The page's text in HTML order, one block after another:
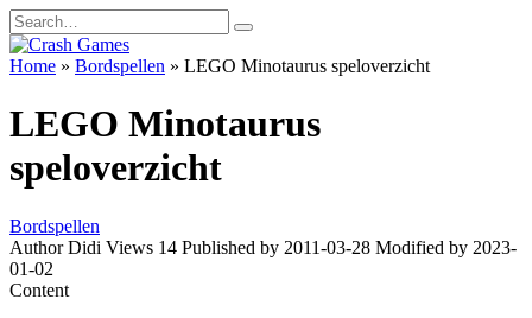
Skip
to
content
Search
for:
Home » Bordspellen » LEGO Minotaurus speloverzicht
LEGO Minotaurus
speloverzicht
Bordspellen
Author Didi Views 14 Published by 2011-03-28 Modified by 2023-
01-02
Content